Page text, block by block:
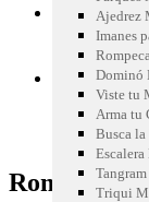
Ajedrez
Imanes
Dominó
Viste tu
Arma tu
Busca la
Triqui
COTIZA
BLOG